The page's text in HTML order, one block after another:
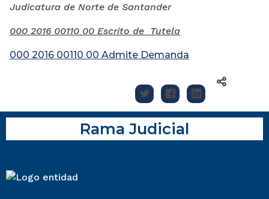
Judicatura de Norte de Santander
000 2016 00110 00 Escrito de Tutela
000 2016 00110 00 Admite Demanda
Rama Judicial